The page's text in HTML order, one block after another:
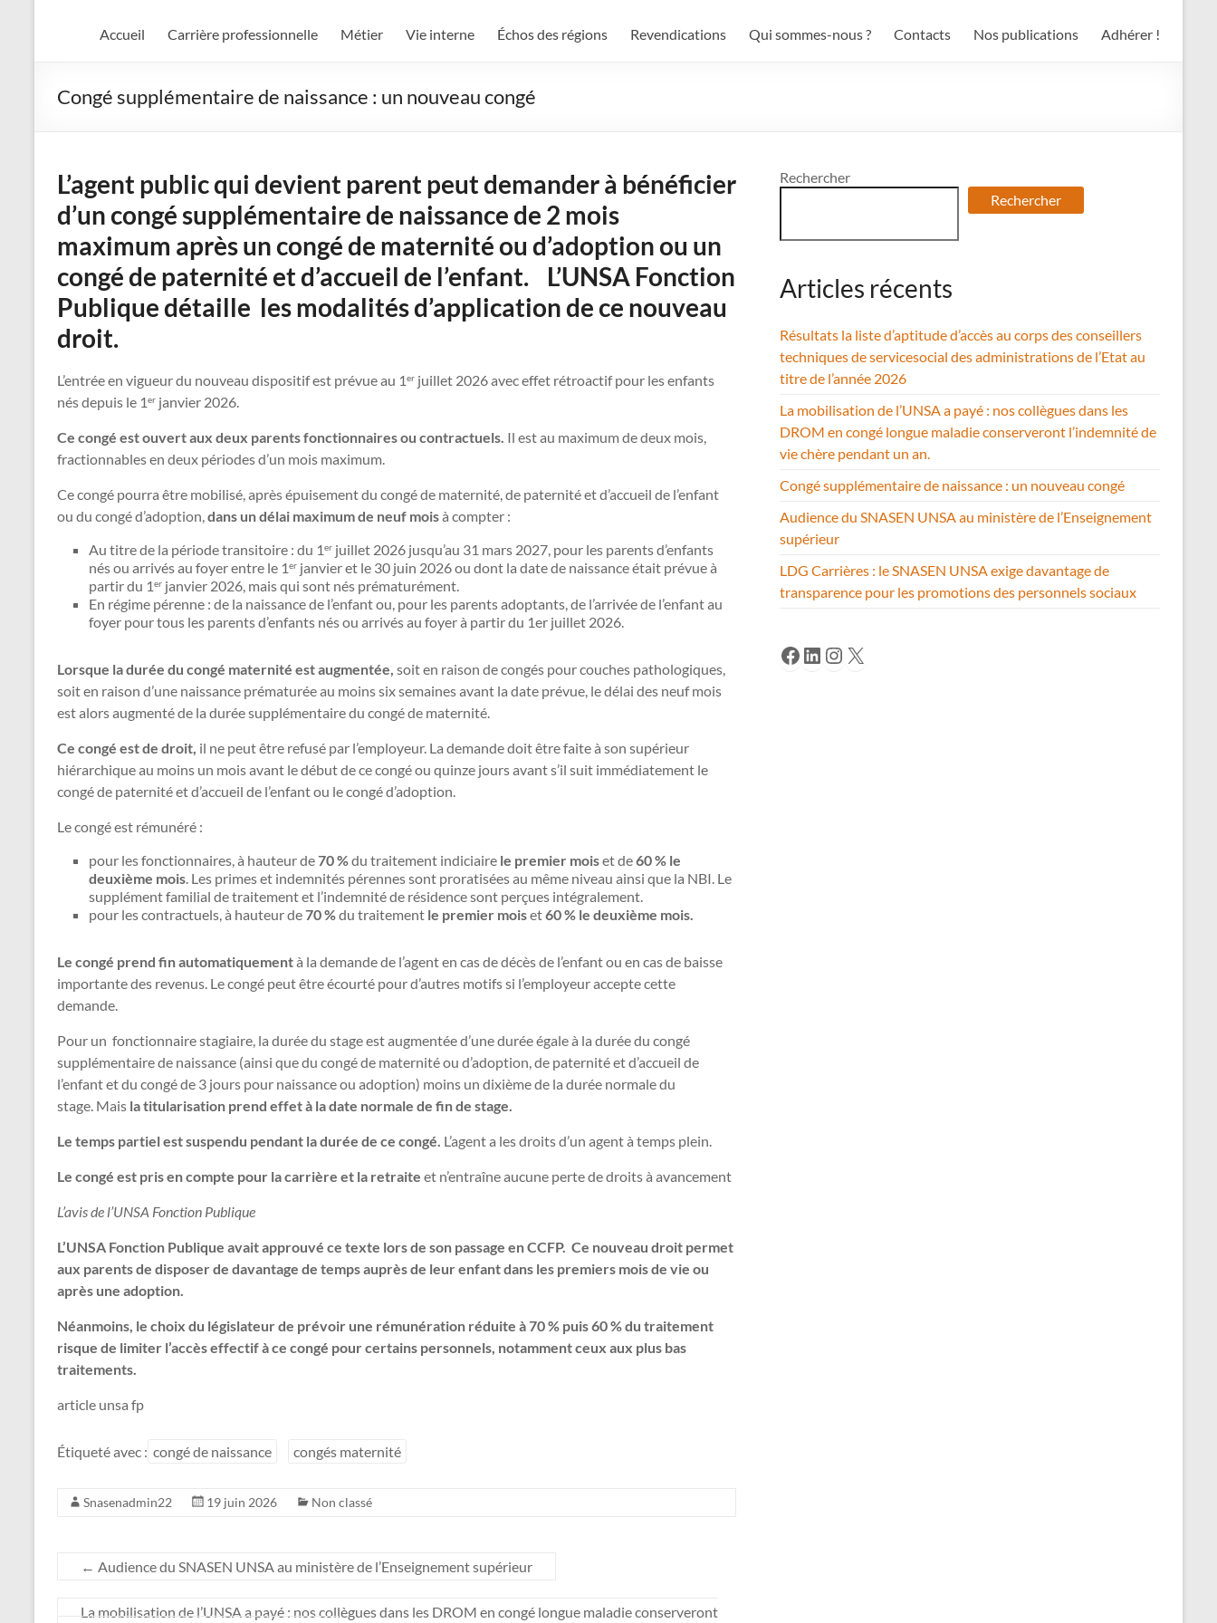
Accueil Carrière professionnelle Métier Vie interne Échos des régions Revendications Qui sommes-nous ? Contacts Nos publications Adhérer !
Congé supplémentaire de naissance : un nouveau congé
L’agent public qui devient parent peut demander à bénéficier
d’un congé supplémentaire de naissance de 2 mois
maximum après un congé de maternité ou d’adoption ou un
congé de paternité et d’accueil de l’enfant. L’UNSA Fonction
Publique détaille les modalités d’application de ce nouveau
droit.
L’entrée en vigueur du nouveau dispositif est prévue au 1er juillet 2026 avec effet rétroactif pour les enfants
nés depuis le 1er janvier 2026.
Ce congé est ouvert aux deux parents fonctionnaires ou contractuels. Il est au maximum de deux mois,
fractionnables en deux périodes d’un mois maximum.
Ce congé pourra être mobilisé, après épuisement du congé de maternité, de paternité et d’accueil de l’enfant
ou du congé d’adoption,dans un délai maximum de neuf moisà compter :
Au titre de la période transitoire : du 1er juillet 2026 jusqu’au 31 mars 2027, pour les parents d’enfants
nés ou arrivés au foyer entre le 1er janvier et le 30 juin 2026 ou dont la date de naissance était prévue à
partir du 1er janvier 2026, mais qui sont nés prématurément.
En régime pérenne : de la naissance de l’enfant ou, pour les parents adoptants, de l’arrivée de l’enfant au
foyer pour tous les parents d’enfants nés ou arrivés au foyer à partir du 1er juillet 2026.
Lorsque la durée du congé maternité est augmentée, soit en raison de congés pour couches pathologiques,
soit en raison d’une naissance prématurée au moins six semaines avant la date prévue, le délai des neuf mois
est alors augmenté de la durée supplémentaire du congé de maternité.
Ce congé est de droit, il ne peut être refusé par l’employeur. La demande doit être faite à son supérieur
hiérarchique au moins un mois avant le début de ce congé ou quinze jours avant s’il suit immédiatement le
congé de paternité et d’accueil de l’enfant ou le congé d’adoption.
Le congé est rémunéré :
pour les fonctionnaires, à hauteur de70 %du traitement indiciaire le premier moiset de60 % le
deuxième mois. Les primes et indemnités pérennes sont proratisées au même niveau ainsi que la NBI. Le
supplément familial de traitement et l’indemnité de résidence sont perçues intégralement.
pour les contractuels, à hauteur de70 %du traitement le premier moiset60 % le deuxième mois.
Le congé prend fin automatiquementà la demande de l’agent en cas de décès de l’enfant ou en cas de baisse
importante des revenus. Le congé peut être écourté pour d’autres motifs si l’employeur accepte cette
demande.
Pour un fonctionnaire stagiaire, la durée du stage est augmentée d’une durée égale à la durée du congé
supplémentaire de naissance (ainsi que du congé de maternité ou d’adoption, de paternité et d’accueil de
l’enfant et du congé de 3 jours pour naissance ou adoption) moins un dixième de la durée normale du
stage. Mais la titularisation prend effet à la date normale de fin de stage.
Le temps partiel est suspendu pendant la durée de ce congé. L’agent a les droits d’un agent à temps plein.
Le congé est pris en compte pour la carrière et la retraite et n’entraîne aucune perte de droits à avancement
L’avis de l’UNSA Fonction Publique
L’UNSA Fonction Publique avait approuvé ce texte lors de son passage en CCFP. Ce nouveau droit permet
aux parents de disposer de davantage de temps auprès de leur enfant dans les premiers mois de vie ou
après une adoption.
Néanmoins, le choix du législateur de prévoir une rémunération réduite à 70 % puis 60 % du traitement
risque de limiter l’accès effectif à ce congé pour certains personnels, notamment ceux aux plus bas
traitements.
article unsa fp
Étiqueté avec : congé de naissance congés maternité
Snasenadmin22 19 juin 2026 Non classé
← Audience du SNASEN UNSA au ministère de l’Enseignement supérieur
La mobilisation de l’UNSA a payé : nos collègues dans les DROM en congé longue maladie conserveront
Rechercher
Rechercher
Articles récents
Résultats la liste d’aptitude d’accès au corps des conseillers
techniques de servicesocial des administrations de l’Etat au
titre de l’année 2026
La mobilisation de l’UNSA a payé : nos collègues dans les
DROM en congé longue maladie conserveront l’indemnité de
vie chère pendant un an.
Congé supplémentaire de naissance : un nouveau congé
Audience du SNASEN UNSA au ministère de l’Enseignement
supérieur
LDG Carrières : le SNASEN UNSA exige davantage de
transparence pour les promotions des personnels sociaux
Facebook
LinkedIn
Instagram
X